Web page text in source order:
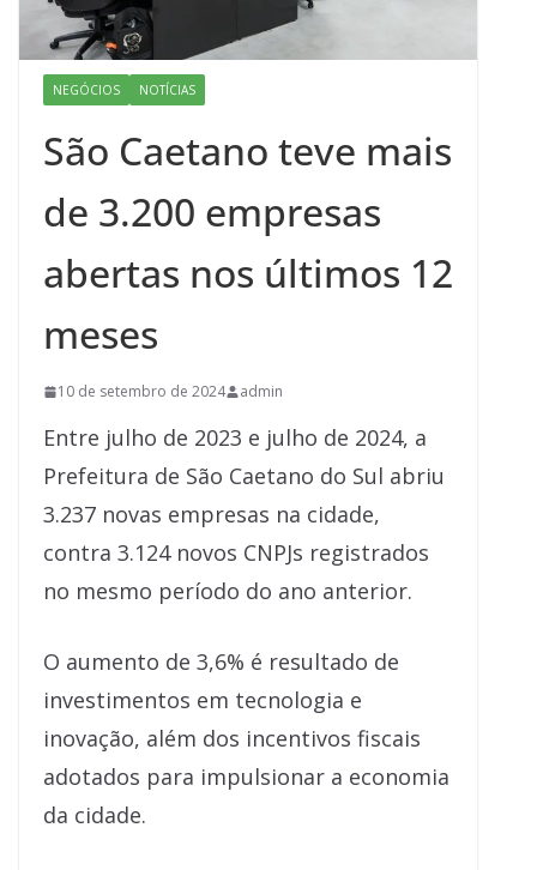
NEGÓCIOS NOTÍCIAS
São Caetano teve mais
de 3.200 empresas
abertas nos últimos 12
meses
10 de setembro de 2024 admin
Entre julho de 2023 e julho de 2024, a
Prefeitura de São Caetano do Sul abriu
3.237 novas empresas na cidade,
contra 3.124 novos CNPJs registrados
no mesmo período do ano anterior.
O aumento de 3,6% é resultado de
investimentos em tecnologia e
inovação, além dos incentivos fiscais
adotados para impulsionar a economia
da cidade.